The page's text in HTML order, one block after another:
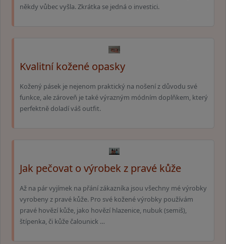
někdy vůbec vyšla. Zkrátka se jedná o investici.
Kvalitní kožené opasky
Kožený pásek je nejenom praktický na nošení z důvodu své
funkce, ale zároveň je také výrazným módním doplňkem, který
perfektně doladí váš outfit.
Jak pečovat o výrobek z pravé kůže
Až na pár vyjímek na přání zákazníka jsou všechny mé výrobky
vyrobeny z pravé kůže. Pro své kožené výrobky používám
pravé hovězí kůže, jako hovězí hlazenice, nubuk (semiš),
štípenka, či kůže čalounick …